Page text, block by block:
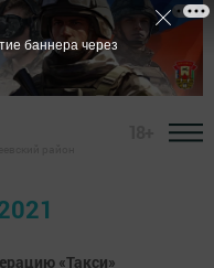
«Такси»
баннера через